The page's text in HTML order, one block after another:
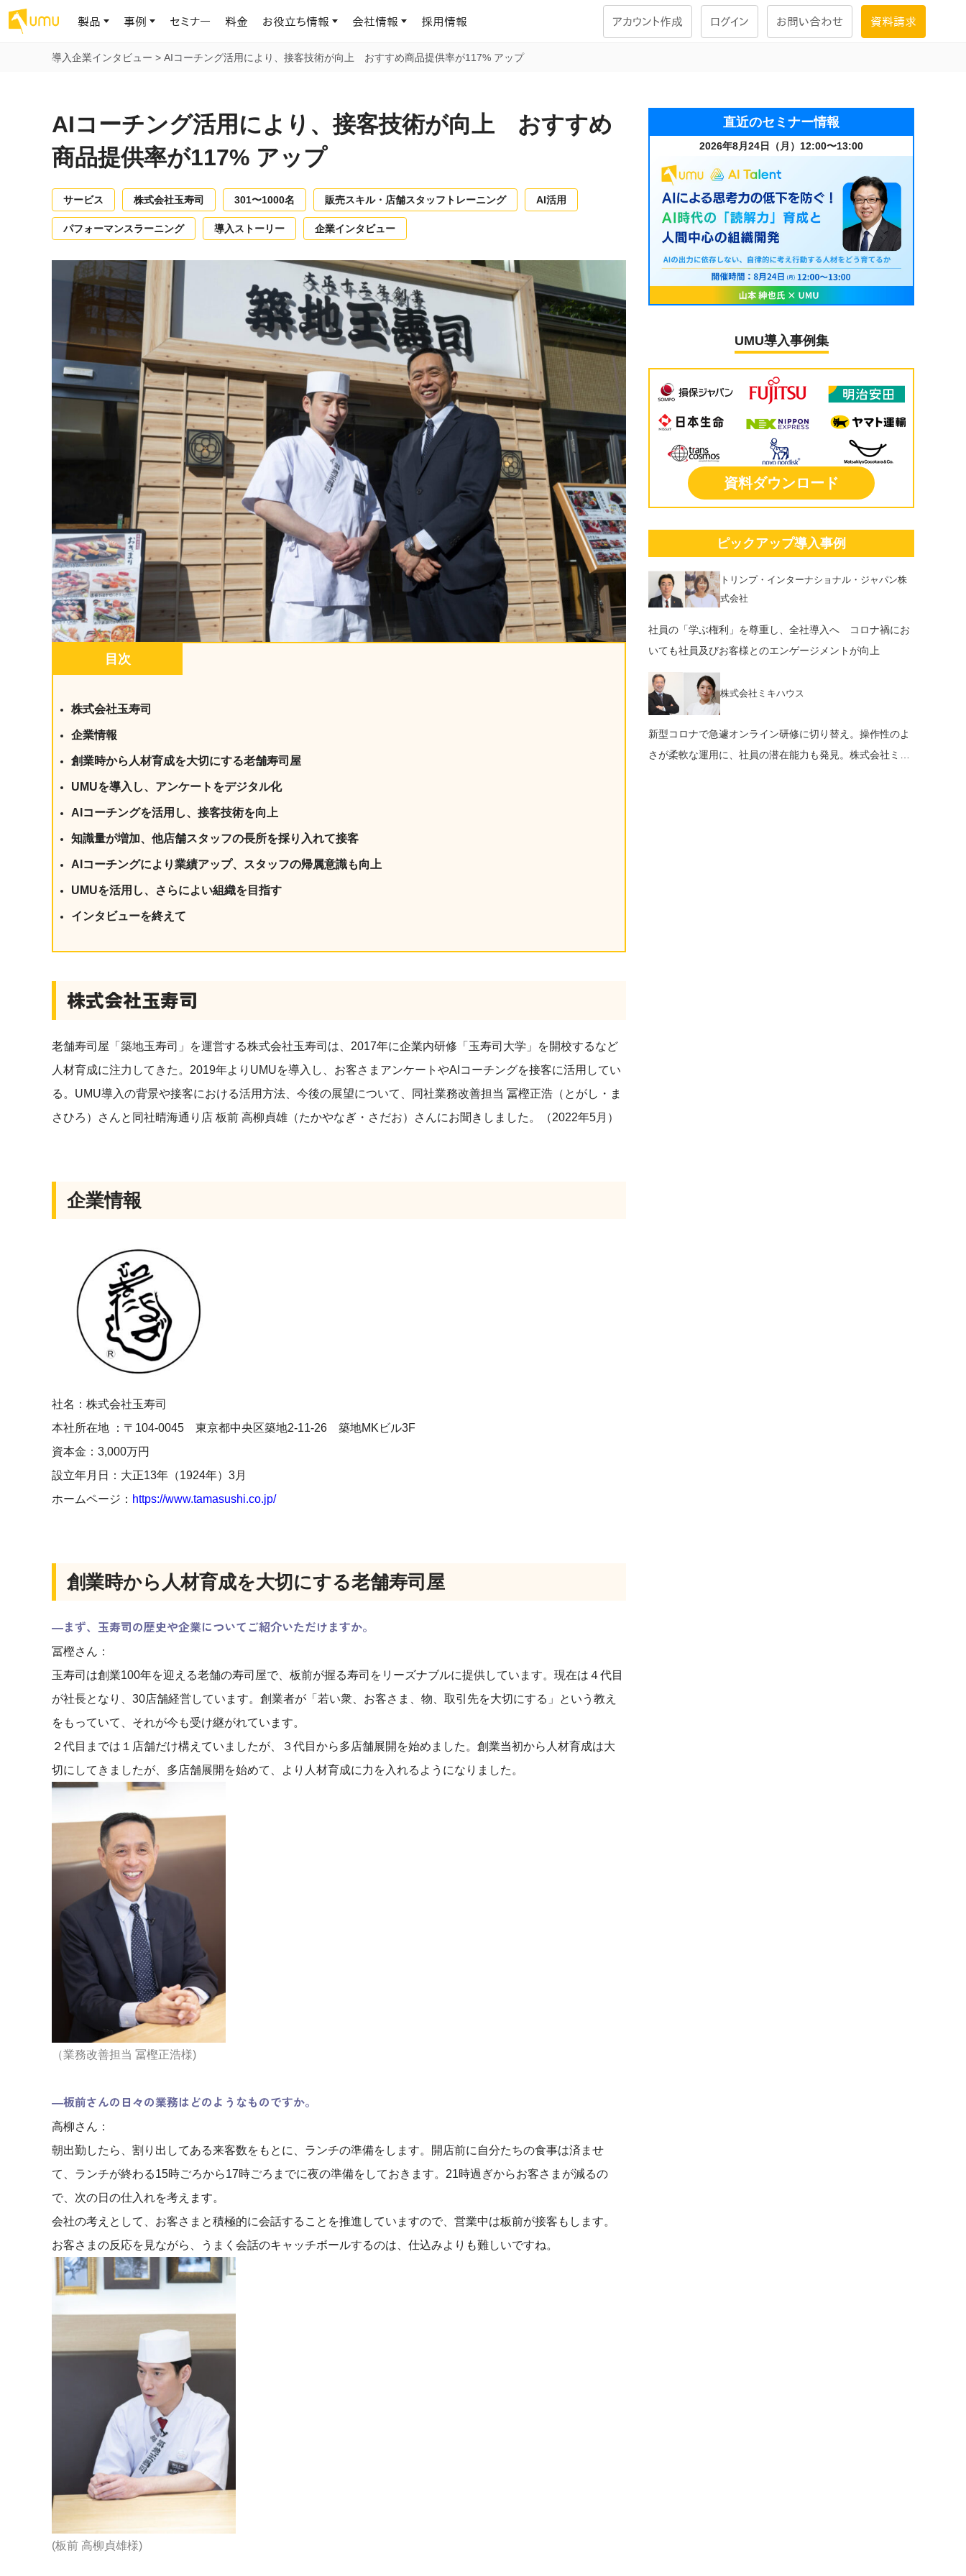
製品
AIリテラシーコース
大規模言語モデル時代のAIリテラ
シー養成オンラインコース
わずか1時間で、初学者から専門家
まで。AIを使いこなすプロンプトリテ
AIリテラシー アセスメント
企業のAIリテラシーを可視化し、組
織変革を推進する人材の発掘・育
AI人材育成：次世代トップセー
ルス育成
営業担当者のAI活用力を高め、成
AI人材育成：ビジネスライティ
AI時代の全ビジネスパーソン必須
のコアスキル。 ドラフト作成を自動
化し、業務スピードを加速
AI人材育成：タイムマネジメント
AIでタスクの優先順位を瞬時に判
断。 時間の管理からエネルギーの
管理へ
AI人材育成：プロジェクトマネ
AIでステークホルダー分析を行い、
を出す推進力を養う
AI人材育成：HRエンパワーメ
人と向き合い、組織を変える戦略人
AIロープレ
学習の科学に基づくAIロープレで、
現場スキルを再現可能な組織成果
へ
Chatbot
AIとの対話トレーニングによる、効
果的な会話パターンの習得。マネー
の交渉力強化までを網羅
AI マネジメント Dojo
AI部下との対話シミュレーションで
マネジメント課題を特定。個別フィ
ードバックでスキルを定着
uShow
製品紹介や営業トレーニングといっ
た、重要なビジネスプレゼンに最適
化されたPPTスピーチ練習
UMU AI課題
AIによる個別フィードバックで練習
の質を飛躍的に高め、スキルアップ
を実現
UMU AIビデオ
AIバーチャル講師の動画をワンクリ
ックで作成。企業研修やマニュアル
作成の手間を削減
uAsk
スチャーに特化した実践トレーニン
グ
UMU AI Tools
た、100以上のAIネイティブツール
ラーニングプラットフォーム
OJTの教育と学習
ラーニングサークル
セキュリティー
学習ツール
大画面インタラクション
学習プログラム
事例
お客様の課題解決のプロセスと成果を、インタビュー記事でご紹介し
お客様の声
導入企業一覧
セミナー 料金 お役立ち情報
AI活用や人材育成に役立つ、課題解決のための資料を無料でご提
供します
お知らせ
けします
UMUコースマーケット
専門家がAIや組織開発を深掘り解説する、実践に役立つナレッジで
す
サービスのご利用方法や料金など、多く寄せられるご質問にお答えし
ます
会社情報
世界203カ国・国内28,000社以上の導入実績と基本情報
私たちについて
ミッション・ビジョン、社名に込められた想い
代表メッセージ
AI時代に、人間の可能性を拡張する。学びと人的資本の未来
代表・顧問
代表と各分野の顧問・アドバイザーをご紹介
ISO認証取得済み。最高水準のセキュリティ体制
採用情報 アカウント作成 ログイン お問い合わせ 資料請求
導入企業インタビュー > AIコーチング活用により、接客技術が向上 おすすめ商品提供率が117% アップ
AIコーチング活用により、接客技術が向上 おすすめ
商品提供率が117% アップ
サービス 株式会社玉寿司 301〜1000名 販売スキル・店舗スタッフトレーニング AI活用
パフォーマンスラーニング 導入ストーリー 企業インタビュー
目次
株式会社玉寿司
企業情報
創業時から人材育成を大切にする老舗寿司屋
UMUを導入し、アンケートをデジタル化
AIコーチングを活用し、接客技術を向上
知識量が増加、他店舗スタッフの長所を採り入れて接客
AIコーチングにより業績アップ、スタッフの帰属意識も向上
UMUを活用し、さらによい組織を目指す
インタビューを終えて
株式会社玉寿司
老舗寿司屋「築地玉寿司」を運営する株式会社玉寿司は、2017年に企業内研修「玉寿司大学」を開校するなど
人材育成に注力してきた。2019年よりUMUを導入し、お客さまアンケートやAIコーチングを接客に活用してい
る。UMU導入の背景や接客における活用方法、今後の展望について、同社業務改善担当 冨樫正浩 （とがし・ま
さひろ）さんと同社晴海通り店 板前 高柳 貞雄 （たかやなぎ・さだお）さんにお聞きしました。（2022年5月）
企業情報
社名： 株式会社玉寿司
本社所在地 ：〒104-0045 東京都中央区築地2-11-26 築地MKビル3F
資本金： 3,000万円
設立年月日：大正13年（1924年）3月
ホームページ： https://www.tamasushi.co.jp/
創業時から人材育成を大切にする老舗寿司屋
―まず、玉寿司の歴史や企業についてご紹介いただけますか。
冨樫さん：
玉寿司は創業100年を迎える老舗の寿司屋で、板前が握る寿司をリーズナブルに提供しています。現在は４代目
が社長となり、30店舗経営しています。創業者が「若い衆、お客さま、物、取引先を大切にする」という教え
をもっていて、それが今も受け継がれています。
２代目までは１店舗だけ構えていましたが、３代目から多店舗展開を始めました。創業当初から人材育成は大
切にしてきましたが、多店舗展開を始めて、より人材育成に力を入れるようになりました。
（業務改善担当 冨樫正浩様)
―板前さんの日々の業務はどのようなものですか。
高柳さん：
朝出勤したら、割り出してある来客数をもとに、ランチの準備をします。開店前に自分たちの食事は済ませ
て、ランチが終わる15時ごろから17時ごろまでに夜の準備をしておきます。21時過ぎからお客さまが減るの
で、次の日の仕入れを考えます。
会社の考えとして、お客さまと積極的に会話することを推進していますので、営業中は板前が接客もします。
お客さまの反応を見ながら、うまく会話のキャッチボールするのは、仕込みよりも難しいですね。
(板前 高柳 貞雄様)
直近のセミナー情報
2026年8月24日（月）12:00〜13:00
UMU導入事例集
資料ダウンロード
ピックアップ導入事例
トリンプ・インターナショナル・ジャパン株
式会社
社員の「学ぶ権利」を尊重し、全社導入へ コロナ禍にお
いても社員及びお客様とのエンゲージメントが向上
株式会社ミキハウス
新型コロナで急遽オンライン研修に切り替え。操作性のよ
さが柔軟な運用に、社員の潜在能力も発見。株式会社ミキ